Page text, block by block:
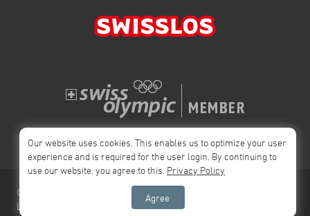
© 2026 Swiss
League
Impressum
Our website uses cookies. This enables us to optimize your user
experience and is required for the user login. By continuing to
use our website, you agree to this. Privacy Policy
Agree